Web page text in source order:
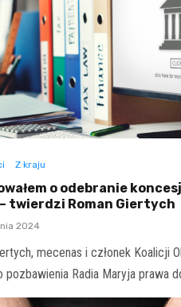
Z kraju
o odebranie
twierdzi Roman Giertych
2024
mecenas i członek Koalicji
pozbawienia Radia Maryja prawa